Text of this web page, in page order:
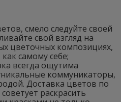
, смело следуйте своей
свой взгляд на
цветочных композициях,
самому себе;
всегда ощутима
коммуникаторы,
Доставка цветов по
раскрасить